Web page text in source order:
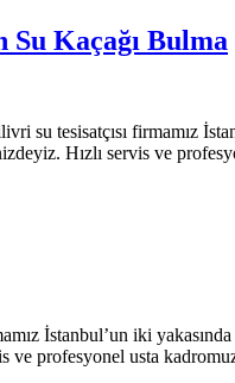
Kaçağı Bulma
su tesisatçısı firmamız
Hızlı servis ve
İstanbul’un iki
ve profesyonel usta